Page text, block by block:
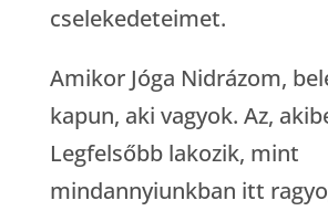
cselekedeteimet.
Amikor Jóga Nidrázom,
kapun, aki vagyok. Az,
Legfelsőbb lakozik, mint
mindannyiunkban itt